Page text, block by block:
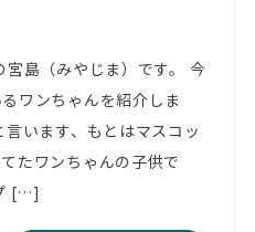
宮島（みやじま）です。 今
ワンちゃんを紹介しま
います、もとはマスコッ
たワンちゃんの子供で
[…]